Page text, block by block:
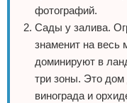
фотографий.
Сады у залива.
знаменит на весь
доминируют в
три зоны. Это дом
винограда и